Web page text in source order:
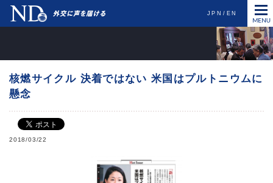
JPN EN
核燃サイクル 決着ではない 米国はプルトニウムに
懸念
2018/03/22